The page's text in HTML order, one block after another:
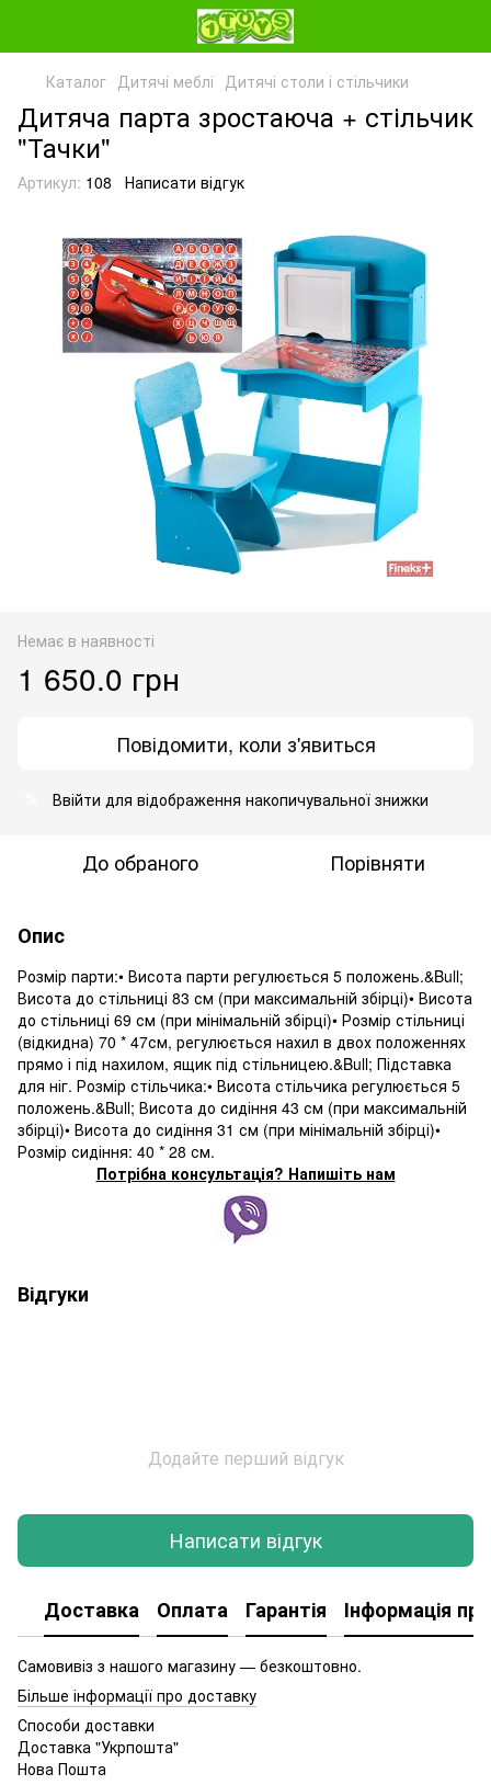
Каталог Дитячі меблі Дитячі столи і стільчики
Дитяча парта зростаюча + стільчик
"Тачки"
Артикул: 108 Написати відгук
Немає в наявності
1 650.0 грн
Повідомити, коли з'явиться
Ввійти для відображення накопичувальної знижки
До обраного Порівняти
Опис
Розмір парти:• Висота парти регулюється 5 положень.&Bull;
Висота до стільниці 83 см (при максимальній збірці)• Висота
до стільниці 69 см (при мінімальній збірці)• Розмір стільниці
(відкидна) 70 * 47см, регулюється нахил в двох положеннях
прямо і під нахилом, ящик під стільницею.&Bull; Підставка
для ніг. Розмір стільчика:• Висота стільчика регулюється 5
положень.&Bull; Висота до сидіння 43 см (при максимальній
збірці)• Висота до сидіння 31 см (при мінімальній збірці)•
Розмір сидіння: 40 * 28 см.
Потрібна консультація? Напишіть нам
Відгуки
Додайте перший відгук
Написати відгук
Доставка Оплата Гарантія Інформація
Самовивіз з нашого магазину — безкоштовно.
Більше інформації про доставку
Способи доставки
Доставка "Укрпошта"
Нова Пошта